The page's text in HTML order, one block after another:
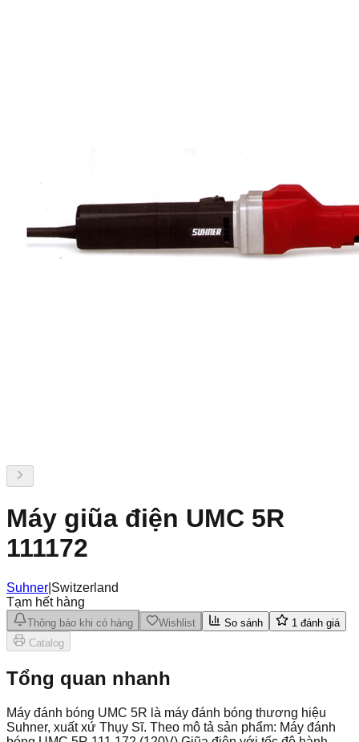
Máy giũa điện UMC 5R
111172
Suhner Switzerland
Tạm hết hàng
Thông báo khi có hàng Wishlist So sánh 1 đánh giá
Catalog
Tổng quan nhanh
Máy đánh bóng UMC 5R là máy đánh bóng thương hiệu
Suhner, xuất xứ Thụy Sĩ. Theo mô tả sản phẩm: Máy đánh